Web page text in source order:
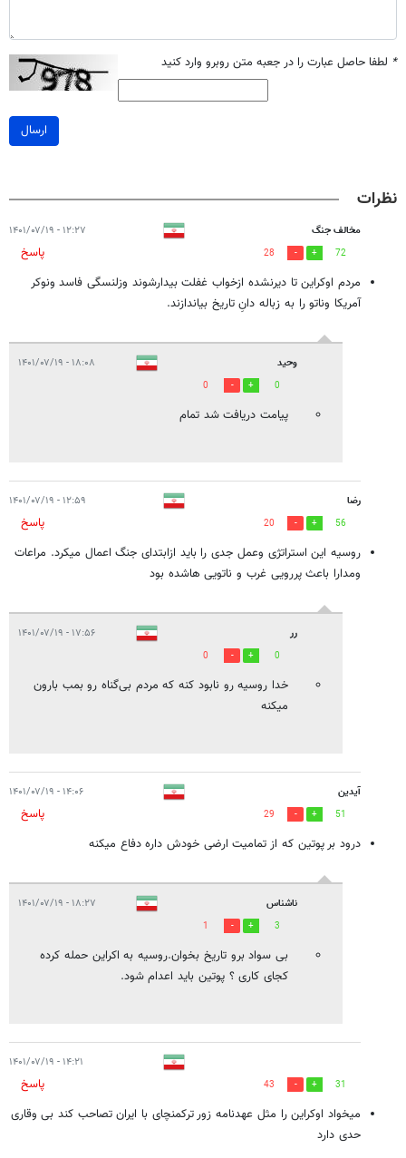
* لطفا حاصل عبارت را در جعبه متن روبرو وارد کنید
ارسال
نظرات
مخالف جنگ ۱۲:۲۷ - ۱۴۰۱/۰۷/۱۹
72
28
پاسخ
مردم اوکراین تا دیرنشده ازخواب غفلت بیدارشوند وزلنسگی فاسد ونوکر
آمریکا وناتو را به زباله دانِ تاریخ بیاندازند.
وحید ۱۸:۰۸ - ۱۴۰۱/۰۷/۱۹
0
0
پیامت دریافت شد تمام
رضا ۱۲:۵۹ - ۱۴۰۱/۰۷/۱۹
56
20
پاسخ
روسیه این استراتژی وعمل جدی را باید ازابتدای جنگ اعمال میکرد. مراعات
ومدارا باعث پررویی غرب و ناتویی هاشده بود
رر ۱۷:۵۶ - ۱۴۰۱/۰۷/۱۹
0
0
خدا روسیه رو نابود کنه که مردم بی‌گناه رو بمب بارون
میکنه
آیدین ۱۴:۰۶ - ۱۴۰۱/۰۷/۱۹
51
29
پاسخ
درود بر پوتین که از تمامیت ارضی خودش داره دفاع میکنه
ناشناس ۱۸:۲۷ - ۱۴۰۱/۰۷/۱۹
3
1
بی سواد برو تاریخ بخوان.روسیه به اکراین حمله کرده
کجای کاری ؟ پوتین باید اعدام شود.
۱۴:۲۱ - ۱۴۰۱/۰۷/۱۹
31
43
پاسخ
میخواد اوکراین را مثل عهدنامه زور ترکمنچای با ایران تصاحب کند بی وقاری
حدی دارد